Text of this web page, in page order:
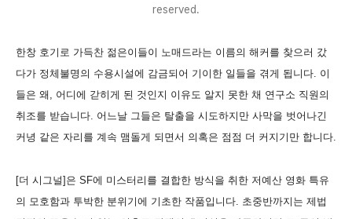
reserved.
한창 호기로 가득찬 젊은이들이 노매드라는 이름의 해커를 찾으러 갔
다가 정체불명의 수용시설에 감금되어 기이한 일들을 겪게 됩니다. 이
들은 왜, 어디에 갇히게 된 것인지 이유도 알지 못한 채 연구소 직원의
취조를 받습니다. 어느날 그들은 탈출을 시도하지만 사막을 벗어나긴
커녕 같은 자리를 계속 맴돌게 되면서 의혹은 점점 더 커지기만 합니다.
[더 시그널]은 SF에 미스터리를 결합한 방식을 취한 저예산 영화 특유
의 모호함과 투박한 분위기에 기초한 작품입니다. 초중반까지는 제법